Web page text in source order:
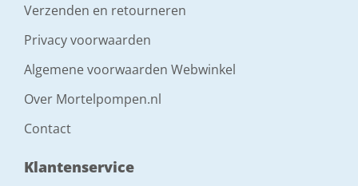
Verzenden en retourneren
Privacy voorwaarden
Algemene voorwaarden Webwinkel
Over Mortelpompen.nl
Contact
Klantenservice